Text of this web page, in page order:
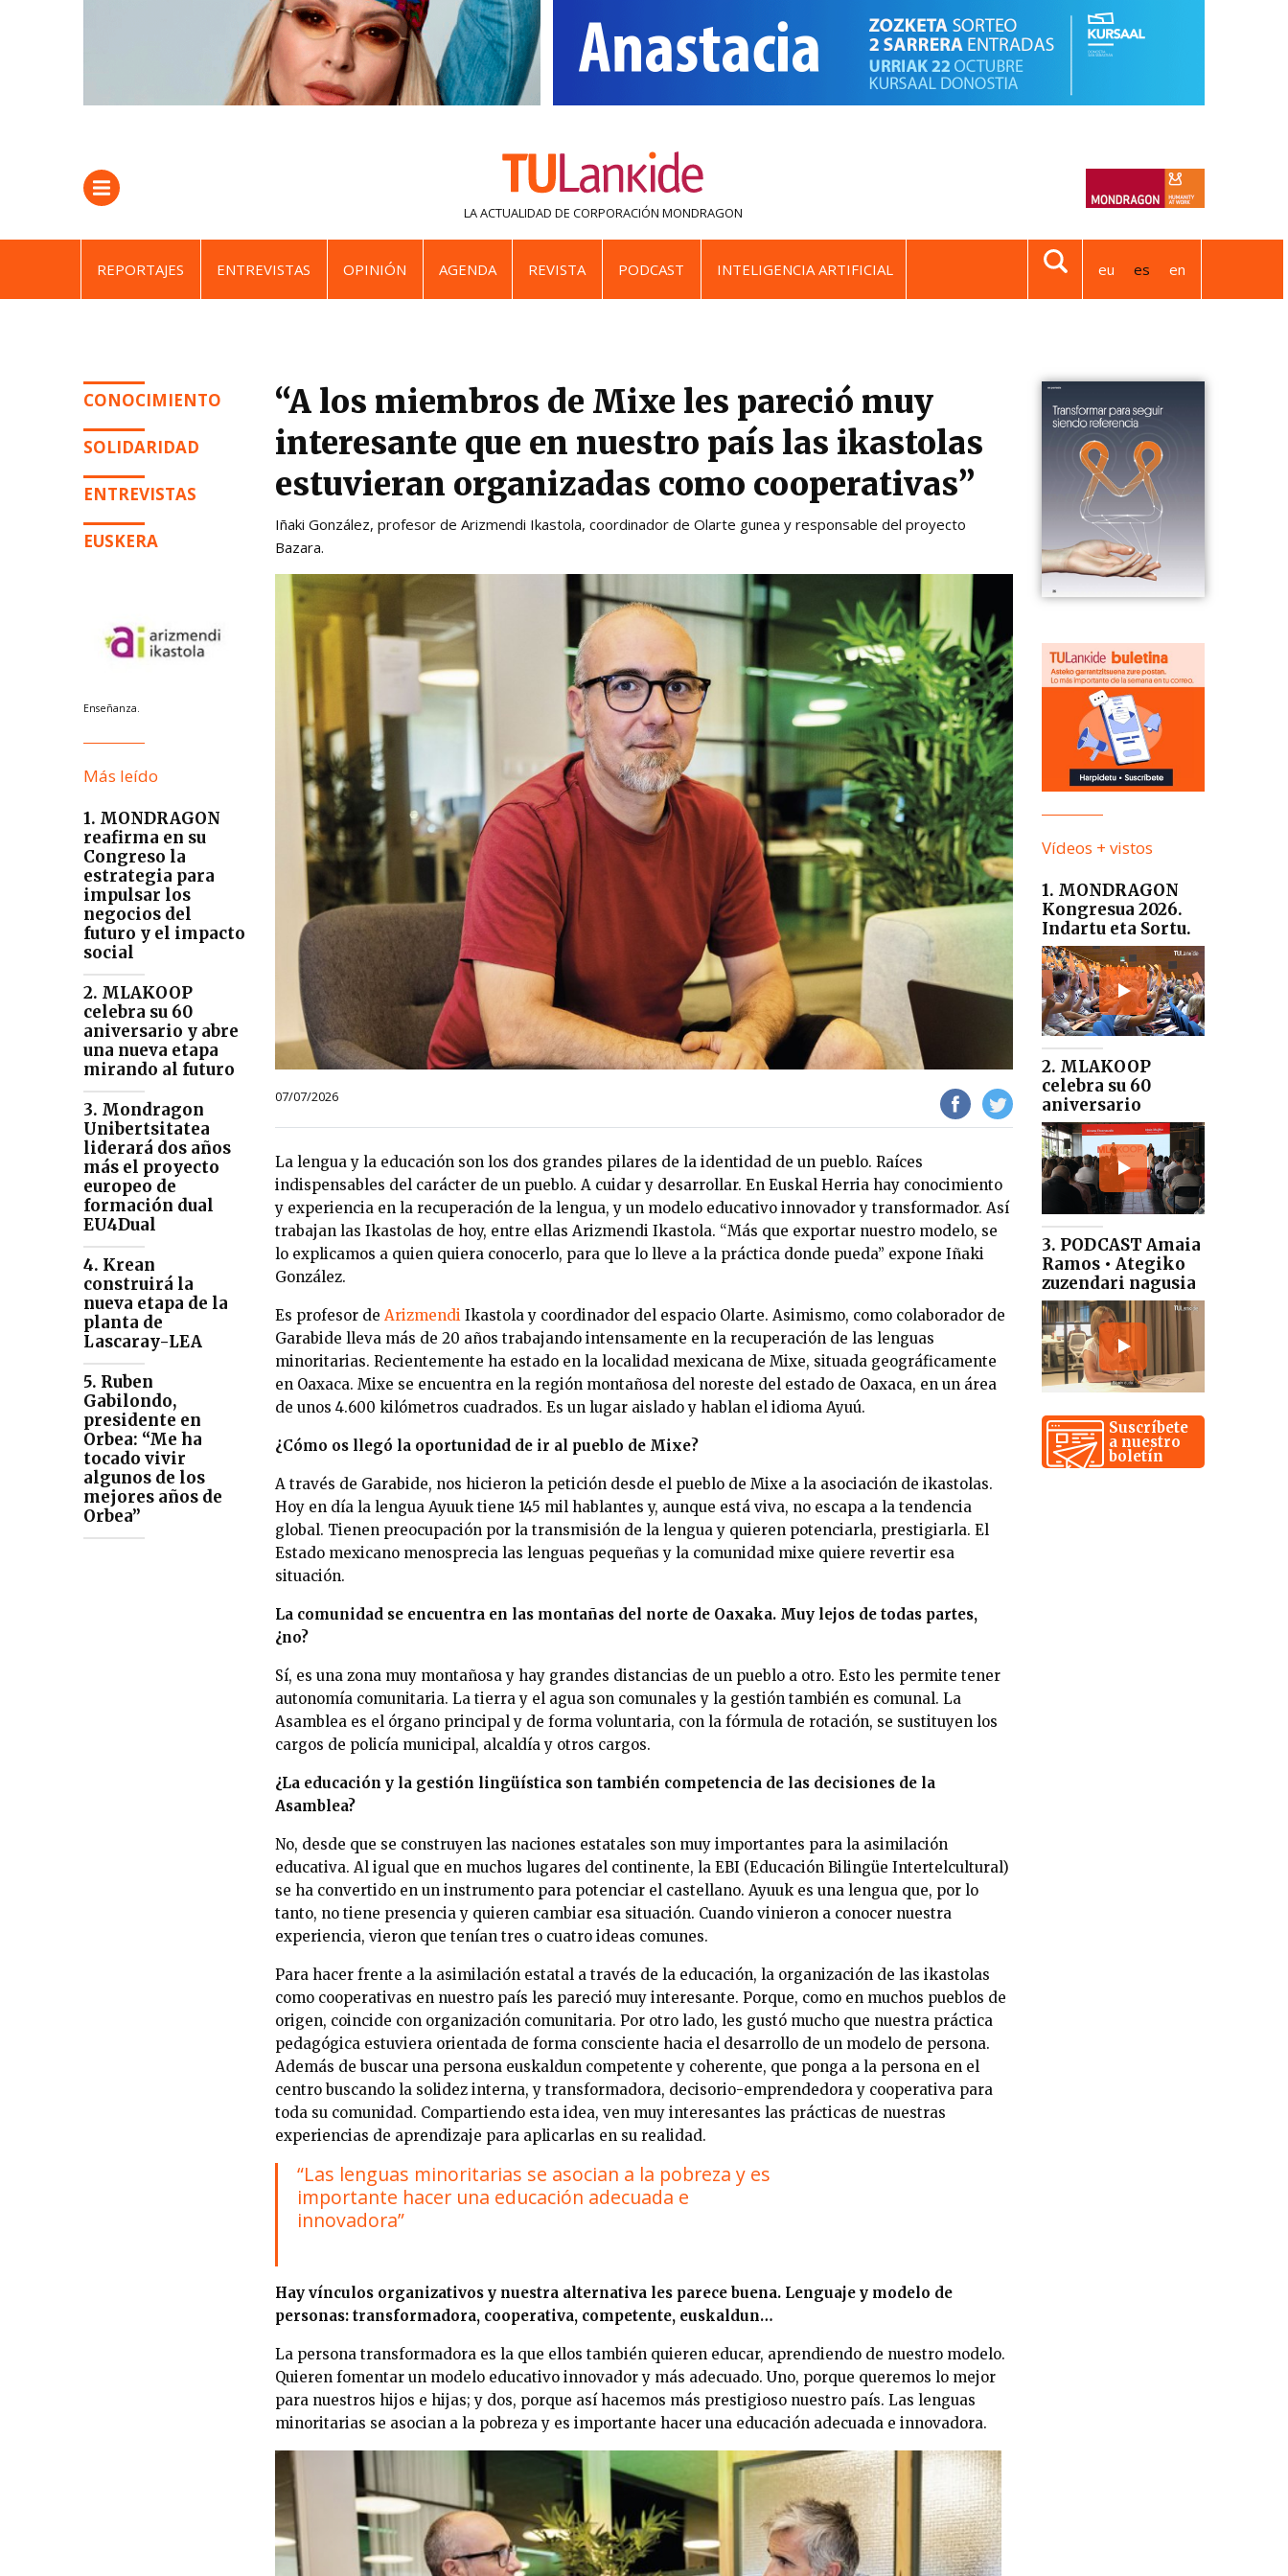
LA ACTUALIDAD DE CORPORACIÓN MONDRAGON
REPORTAJES ENTREVISTAS OPINIÓN AGENDA REVISTA PODCAST INTELIGENCIA ARTIFICIAL eu es en
CONOCIMIENTO
SOLIDARIDAD
ENTREVISTAS
EUSKERA
Enseñanza.
Más leído
1. MONDRAGON
reafirma en su
Congreso la
estrategia para
impulsar los
negocios del
futuro y el impacto
social
2. MLAKOOP
celebra su 60
aniversario y abre
una nueva etapa
mirando al futuro
3. Mondragon
Unibertsitatea
liderará dos años
más el proyecto
europeo de
formación dual
EU4Dual
4. Krean
construirá la
nueva etapa de la
planta de
Lascaray-LEA
5. Ruben
Gabilondo,
presidente en
Orbea: “Me ha
tocado vivir
algunos de los
mejores años de
Orbea”
“A los miembros de Mixe les pareció muy
interesante que en nuestro país las ikastolas
estuvieran organizadas como cooperativas”
Iñaki González, profesor de Arizmendi Ikastola, coordinador de Olarte gunea y responsable del proyecto
Bazara.
07/07/2026
La lengua y la educación son los dos grandes pilares de la identidad de un pueblo. Raíces
indispensables del carácter de un pueblo. A cuidar y desarrollar. En Euskal Herria hay conocimiento
y experiencia en la recuperación de la lengua, y un modelo educativo innovador y transformador. Así
trabajan las Ikastolas de hoy, entre ellas Arizmendi Ikastola. “Más que exportar nuestro modelo, se
lo explicamos a quien quiera conocerlo, para que lo lleve a la práctica donde pueda” expone Iñaki
González.
Es profesor de Arizmendi Ikastola y coordinador del espacio Olarte. Asimismo, como colaborador de
Garabide lleva más de 20 años trabajando intensamente en la recuperación de las lenguas
minoritarias. Recientemente ha estado en la localidad mexicana de Mixe, situada geográficamente
en Oaxaca. Mixe se encuentra en la región montañosa del noreste del estado de Oaxaca, en un área
de unos 4.600 kilómetros cuadrados. Es un lugar aislado y hablan el idioma Ayuú.
¿Cómo os llegó la oportunidad de ir al pueblo de Mixe?
A través de Garabide, nos hicieron la petición desde el pueblo de Mixe a la asociación de ikastolas.
Hoy en día la lengua Ayuuk tiene 145 mil hablantes y, aunque está viva, no escapa a la tendencia
global. Tienen preocupación por la transmisión de la lengua y quieren potenciarla, prestigiarla. El
Estado mexicano menosprecia las lenguas pequeñas y la comunidad mixe quiere revertir esa
situación.
La comunidad se encuentra en las montañas del norte de Oaxaka. Muy lejos de todas partes,
¿no?
Sí, es una zona muy montañosa y hay grandes distancias de un pueblo a otro. Esto les permite tener
autonomía comunitaria. La tierra y el agua son comunales y la gestión también es comunal. La
Asamblea es el órgano principal y de forma voluntaria, con la fórmula de rotación, se sustituyen los
cargos de policía municipal, alcaldía y otros cargos.
¿La educación y la gestión lingüística son también competencia de las decisiones de la
Asamblea?
No, desde que se construyen las naciones estatales son muy importantes para la asimilación
educativa. Al igual que en muchos lugares del continente, la EBI (Educación Bilingüe Intertelcultural)
se ha convertido en un instrumento para potenciar el castellano. Ayuuk es una lengua que, por lo
tanto, no tiene presencia y quieren cambiar esa situación. Cuando vinieron a conocer nuestra
experiencia, vieron que tenían tres o cuatro ideas comunes.
Para hacer frente a la asimilación estatal a través de la educación, la organización de las ikastolas
como cooperativas en nuestro país les pareció muy interesante. Porque, como en muchos pueblos de
origen, coincide con organización comunitaria. Por otro lado, les gustó mucho que nuestra práctica
pedagógica estuviera orientada de forma consciente hacia el desarrollo de un modelo de persona.
Además de buscar una persona euskaldun competente y coherente, que ponga a la persona en el
centro buscando la solidez interna, y transformadora, decisorio-emprendedora y cooperativa para
toda su comunidad. Compartiendo esta idea, ven muy interesantes las prácticas de nuestras
experiencias de aprendizaje para aplicarlas en su realidad.
“Las lenguas minoritarias se asocian a la pobreza y es
importante hacer una educación adecuada e
innovadora”
Hay vínculos organizativos y nuestra alternativa les parece buena. Lenguaje y modelo de
personas: transformadora, cooperativa, competente, euskaldun…
La persona transformadora es la que ellos también quieren educar, aprendiendo de nuestro modelo.
Quieren fomentar un modelo educativo innovador y más adecuado. Uno, porque queremos lo mejor
para nuestros hijos e hijas; y dos, porque así hacemos más prestigioso nuestro país. Las lenguas
minoritarias se asocian a la pobreza y es importante hacer una educación adecuada e innovadora.
Vídeos + vistos
1. MONDRAGON
Kongresua 2026.
Indartu eta Sortu.
2. MLAKOOP
celebra su 60
aniversario
3. PODCAST Amaia
Ramos • Ategiko
zuzendari nagusia
Suscríbete
a nuestro
boletín